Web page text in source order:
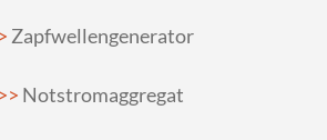
Zapfwellengenerator
Notstromaggregat